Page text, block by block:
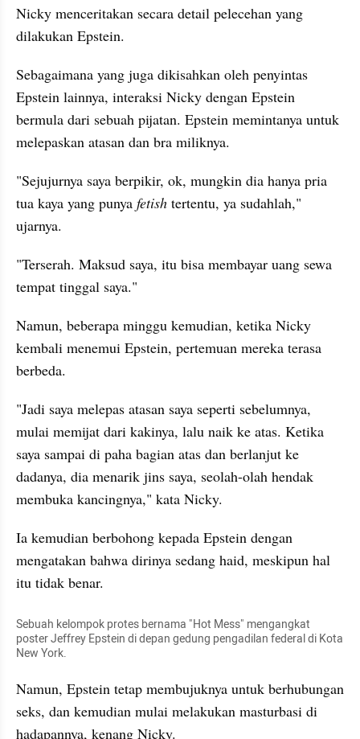
Nicky menceritakan secara detail pelecehan yang
dilakukan Epstein.
Sebagaimana yang juga dikisahkan oleh penyintas
Epstein lainnya, interaksi Nicky dengan Epstein
bermula dari sebuah pijatan. Epstein memintanya untuk
melepaskan atasan dan bra miliknya.
"Sejujurnya saya berpikir, ok, mungkin dia hanya pria
tua kaya yang punya fetish tertentu, ya sudahlah,"
ujarnya.
"Terserah. Maksud saya, itu bisa membayar uang sewa
tempat tinggal saya."
Namun, beberapa minggu kemudian, ketika Nicky
kembali menemui Epstein, pertemuan mereka terasa
berbeda.
"Jadi saya melepas atasan saya seperti sebelumnya,
mulai memijat dari kakinya, lalu naik ke atas. Ketika
saya sampai di paha bagian atas dan berlanjut ke
dadanya, dia menarik jins saya, seolah-olah hendak
membuka kancingnya," kata Nicky.
Ia kemudian berbohong kepada Epstein dengan
mengatakan bahwa dirinya sedang haid, meskipun hal
itu tidak benar.
Sebuah kelompok protes bernama "Hot Mess" mengangkat
poster Jeffrey Epstein di depan gedung pengadilan federal di Kota
New York.
Namun, Epstein tetap membujuknya untuk berhubungan
seks, dan kemudian mulai melakukan masturbasi di
hadapannya, kenang Nicky.